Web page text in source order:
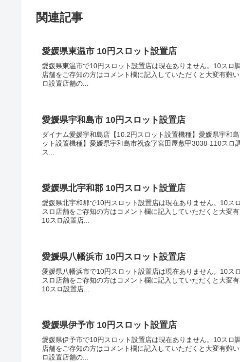
関連記事
愛媛県東温市 10円スロット設置店
愛媛県東温市で10円スロット設置店は現在ありません。10スロ
店舗をご存知の方はコメント欄に記入していただくと大変有難
ロ設置店舗の...
愛媛県宇和島市 10円スロット設置店
ダイナム愛媛宇和島店【10.2円スロット設置機種】愛媛県宇和
ット設置機種】愛媛県宇和島市祝森字宮田屋敷甲3038-110ス
ス...
愛媛県北宇和郡 10円スロット設置店
愛媛県北宇和郡で10円スロット設置店は現在ありません。10
スロ店舗をご存知の方はコメント欄に記入していただくと大変
10スロ設置店...
愛媛県八幡浜市 10円スロット設置店
愛媛県八幡浜市で10円スロット設置店は現在ありません。10
スロ店舗をご存知の方はコメント欄に記入していただくと大変
10スロ設置店...
愛媛県伊予市 10円スロット設置店
愛媛県伊予市で10円スロット設置店は現在ありません。10スロ
店舗をご存知の方はコメント欄に記入していただくと大変有難
ロ設置店舗の...